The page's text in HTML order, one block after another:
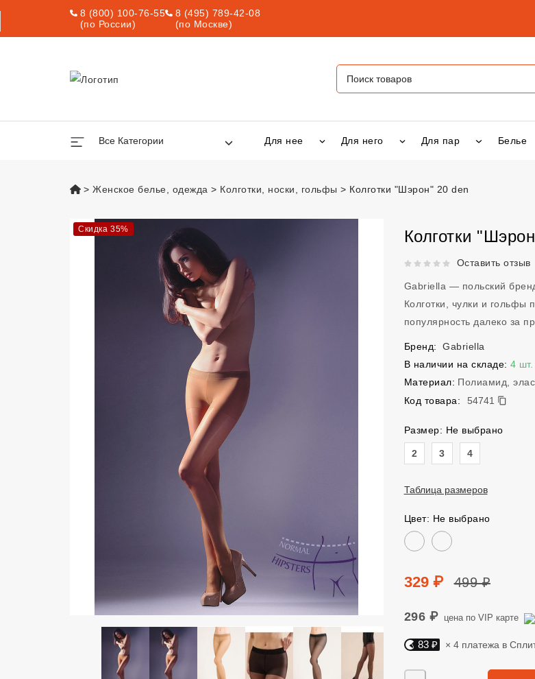
8 (800) 100-76-55
(по России)
8 (495) 789-42-08
(по Москве)
Все Категории Для нее Для него Для пар Белье
vsexshop.ru
Женское белье, одежда Колготки, носки, гольфы Колготки "Шэрон" 20 den
Скидка 35% Колготки
Рейтинг 5 из 5.Оставить отзыв
Gabriella — польский
Колготки, чулки и гольфы
популярность далеко за
Бренд:
Gabriella
В наличии на складе: 4 шт.
Материал: Полиамид,
Код товара:
54741
54741
Размер: Не выбрано
Размер
2 3 4
Таблица размеров
Цвет: Не выбрано
Цвет
Цена
329 ₽ Цена без
499 ₽
296 ₽ цена по VIP карте
Яндекс Сплит. 83 руб, 4
83 ₽ × 4 платежа в